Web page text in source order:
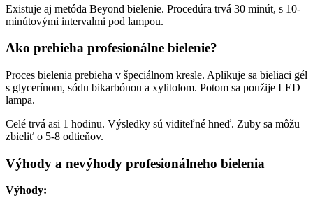
Existuje aj metóda Beyond bielenie. Procedúra trvá 30 minút, s 10-
minútovými intervalmi pod lampou.
Ako prebieha profesionálne bielenie?
Proces bielenia prebieha v špeciálnom kresle. Aplikuje sa bieliaci gél
s glycerínom, sódu bikarbónou a xylitolom. Potom sa použije LED
lampa.
Celé trvá asi 1 hodinu. Výsledky sú viditeľné hneď. Zuby sa môžu
zbieliť o 5-8 odtieňov.
Výhody a nevýhody profesionálneho bielenia
Výhody: